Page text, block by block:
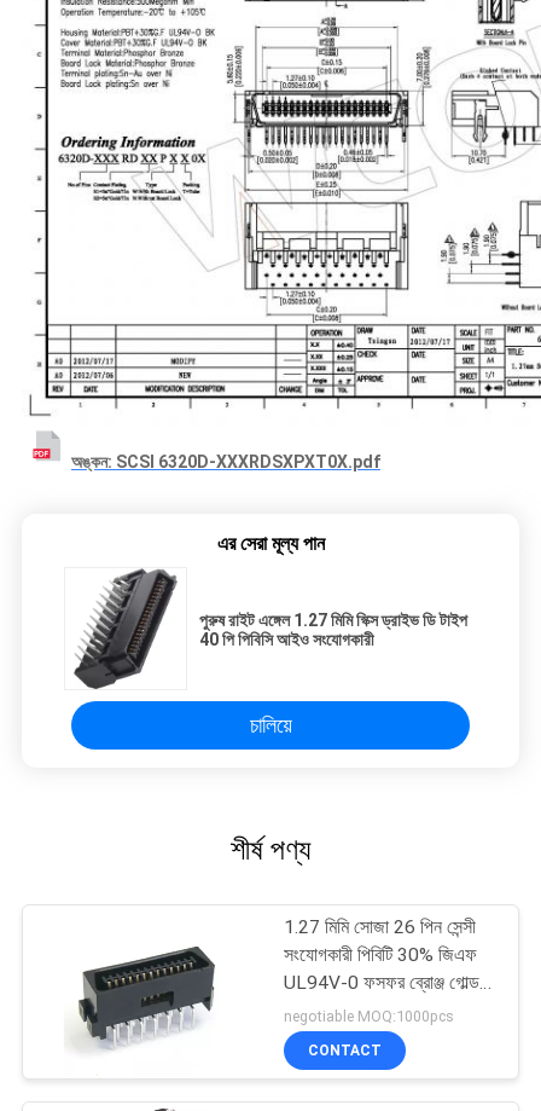
অঙ্কন: SCSI 6320D-XXXRDSXPXT0X.pdf
এর সেরা মূল্য পান
পুরুষ রাইট এঙ্গেল 1.27 মিমি স্ক্সি ড্রাইভ ডি টাইপ
40 পি পিবিসি আইও সংযোগকারী
চালিয়ে
শীর্ষ পণ্য
1.27 মিমি সোজা 26 পিন সেন্সী
সংযোগকারী পিবিটি 30% জিএফ
UL94V-0 ফসফর ব্রোঞ্জ গোল্ড
ফ্ল্যাশ / এসএন
negotiable MOQ:1000pcs
CONTACT